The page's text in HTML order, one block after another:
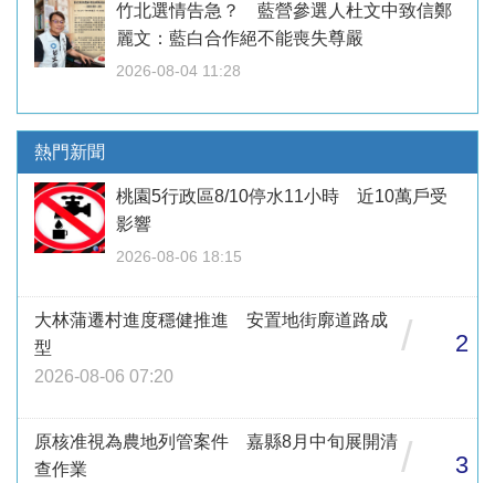
竹北選情告急？ 藍營參選人杜文中致信鄭
麗文：藍白合作絕不能喪失尊嚴
2026-08-04 11:28
熱門新聞
桃園5行政區8/10停水11小時 近10萬戶受
影響
2026-08-06 18:15
大林蒲遷村進度穩健推進 安置地街廓道路成
型
2026-08-06 07:20
/ 2
原核准視為農地列管案件 嘉縣8月中旬展開清
查作業
/ 3